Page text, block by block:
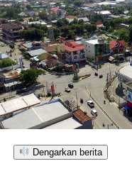
Rombongan DPRD
tersebut,
kawasan wisata Hiu
bahwa potensi wisata
dikembangkan lebih
daerah. Kegiatan ini
mempererat
memperluas
wisata berkelanjutan
kesejahteraan
Dengarkan berita